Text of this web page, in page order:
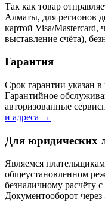
Так как товар
Алматы, для регионов
картой Visa/Mastercard,
выставление счёта),
Гарантия
Срок гарантии указан в
Гарантийное
авторизованные
и адреса →
Для юридических
Являемся
общеустановленном
безналичному расчёту
Документооборот